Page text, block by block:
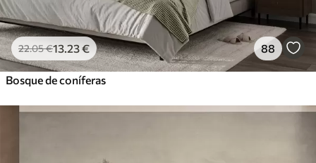
22.05€13 .23€ 88
Bosque de coníferas